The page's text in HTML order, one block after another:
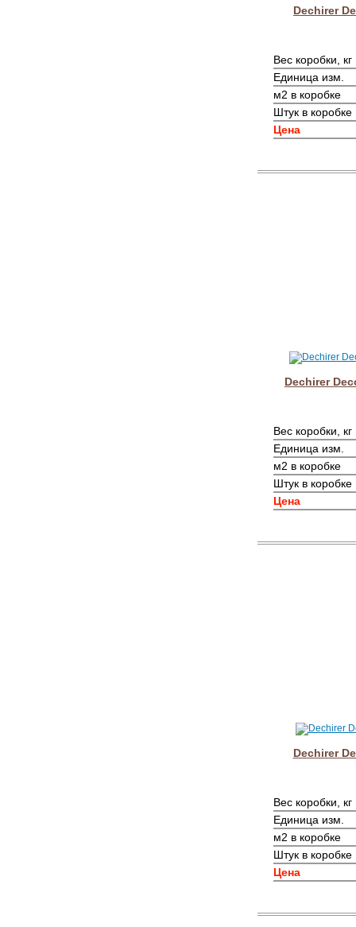
Dechirer
Вес коробки, кг
Единица изм.
м2 в коробке
Штук в коробке
Цена
Dechirer
Вес коробки, кг
Единица изм.
м2 в коробке
Штук в коробке
Цена
Dechirer
Вес коробки, кг
Единица изм.
м2 в коробке
Штук в коробке
Цена